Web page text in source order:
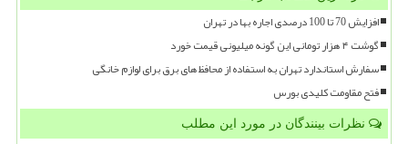
افزایش 70 تا 100 درصدی اجاره بها در تهران
گوشت ۴ هزار تومانی این گونه میلیونی قیمت خورد
سفارش استاندارد تهران به استفاده از محافظ های برق برای لوازم خانگی
فتح مقاومت کلیدی بورس
نظرات بینندگان در مورد این مطلب